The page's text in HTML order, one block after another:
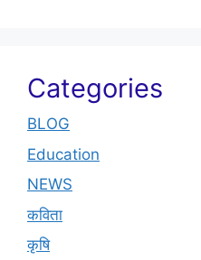
Categories
BLOG
Education
NEWS
कविता
कृषि